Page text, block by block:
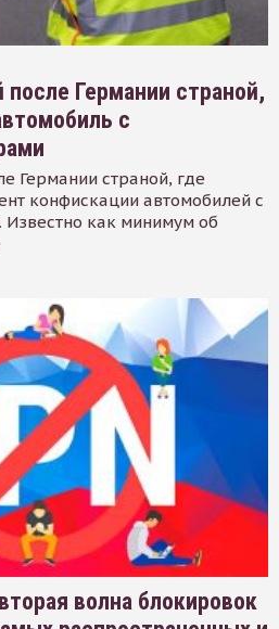
после Германии страной,
с
Германии страной, где
конфискации автомобилей с
как минимум об
волна блокировок